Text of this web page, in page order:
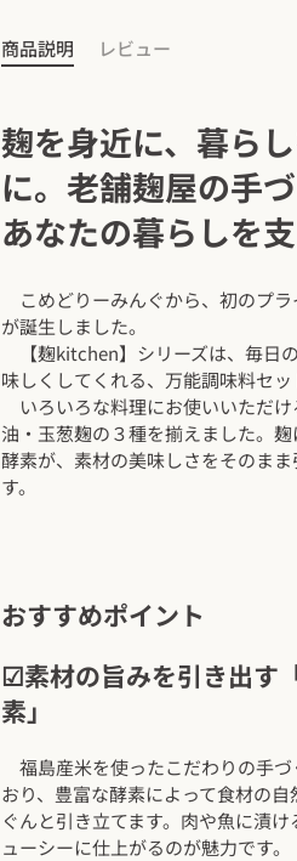
商品説明 レビュー
麹を身近に、暮ら
に。 老舗麹屋の手
あなたの暮らしを支
こめどりーみんぐから、初のプラ
が誕生しました。
【麹kitchen】シリーズは、毎日
味しくしてくれる、 万能調味料セッ
いろいろな料理にお使いいただけ
油・玉葱麹の３種を揃えました。 麹
酵素が、素材の美味しさをそのま
す。
おすすめポイント
☑素材の旨みを引き出す
素」
福島産米を使ったこだわりの手
おり、豊富な酵素によって食材の自
ぐんと引き立てます。肉や魚に漬
ューシーに仕上がるのが魅力です。